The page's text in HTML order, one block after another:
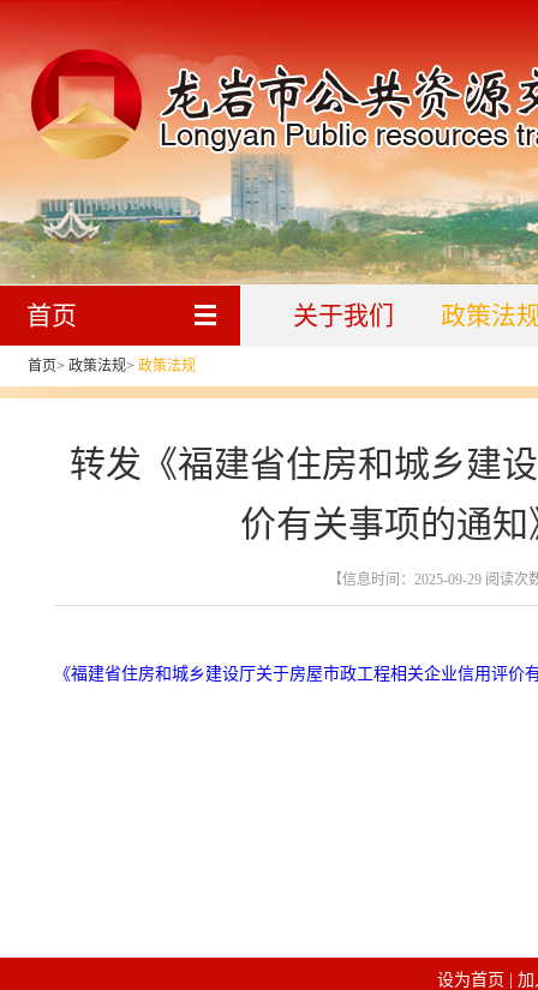
首页 关于我们 政策法
首页> 政策法规> 政策法规
转发《福建省住房和城乡建
价有关事项的通
【信息时间：2025-09-29 阅读次
《福建省住房和城乡建设厅关于房屋市政工程相关企业信用评价
设为首页 加